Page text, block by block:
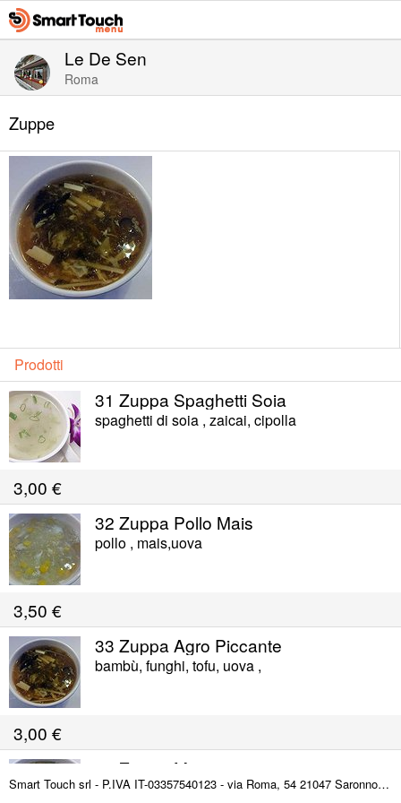
Le De Sen
Roma
Zuppe
Prodotti
31 Zuppa Spaghetti Soia
spaghetti di soia , zaicai, cipolla
3,00 €
32 Zuppa Pollo Mais
pollo , mais,uova
3,50 €
33 Zuppa Agro Piccante
bambù, funghi, tofu, uova ,
3,00 €
34 Zuppa Miso
cipolla, tofu Smart Touch srl - P.IVA IT-03357540123 - via Roma, 54 21047 Saronno (VA) ITALY